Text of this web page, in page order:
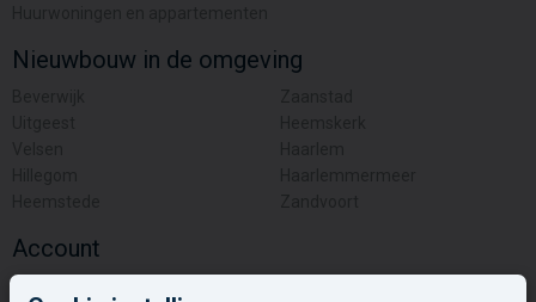
Nieuwbouw in de omgeving
Account